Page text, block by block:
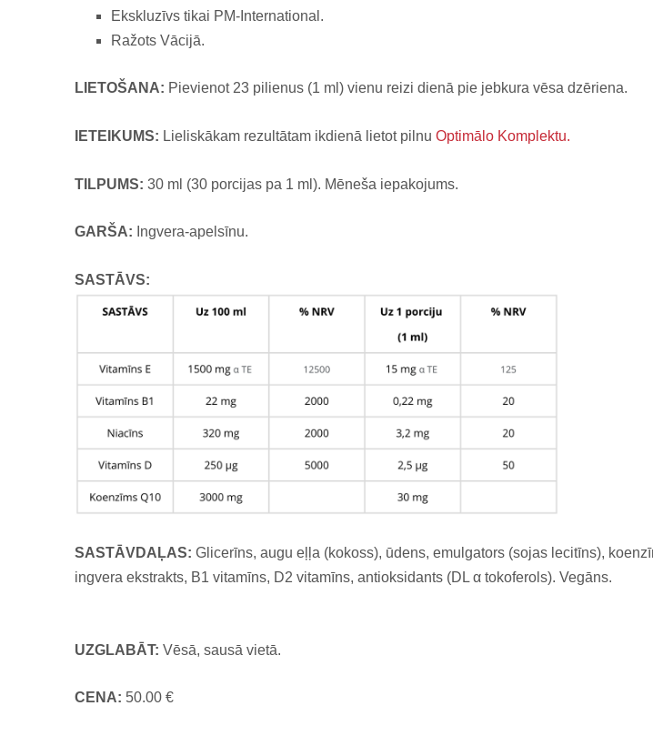
Ekskluzīvs tikai PM-International.
Ražots Vācijā.
LIETOŠANA: Pievienot 23 pilienus (1 ml) vienu reizi dienā pie jebkura vēsa dzēriena.
IETEIKUMS: Lieliskākam rezultātam ikdienā lietot pilnu Optimālo Komplektu.
TILPUMS: 30 ml (30 porcijas pa 1 ml). Mēneša iepakojums.
GARŠA: Ingvera-apelsīnu.
SASTĀVS:
SASTĀVDAĻAS: Glicerīns, augu eļļa (kokoss), ūdens, emulgators (sojas lecitīns),
ingvera ekstrakts, B1 vitamīns, D2 vitamīns, antioksidants (DL α tokoferols). Vegāns.
UZGLABĀT: Vēsā, sausā vietā.
CENA: 50.00 €